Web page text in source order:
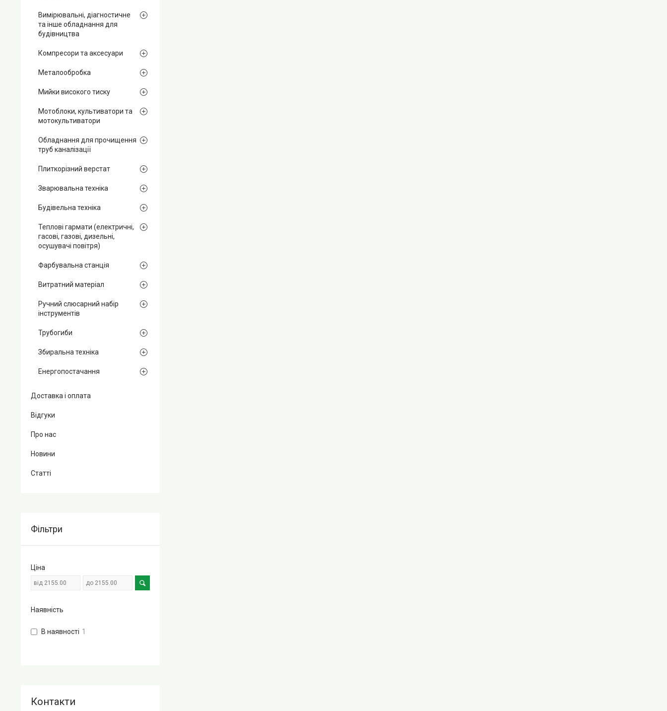
Вимірювальні, діагностичне
та інше обладнання для
будівництва
Компресори та аксесуари
Металообробка
Мийки високого тиску
Мотоблоки, культиватори та
мотокультиватори
Обладнання для прочищення
труб каналізації
Плиткорізний верстат
Зварювальна техніка
Будівельна техніка
Теплові гармати (електричні,
гасові, газові, дизельні,
осушувачі повітря)
Фарбувальна станція
Витратний матеріал
Ручний слюсарний набір
інструментів
Трубогиби
Збиральна техніка
Енергопостачання
Доставка і оплата
Відгуки
Про нас
Новини
Статті
Фільтри
Ціна
Наявність
В наявності 1